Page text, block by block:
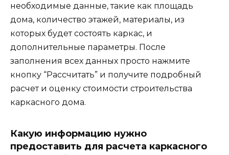
необходимые данные, такие как площадь
дома, количество этажей, материалы, из
которых будет состоять каркас, и
дополнительные параметры. После
заполнения всех данных просто нажмите
кнопку “Рассчитать” и получите подробный
расчет и оценку стоимости строительства
каркасного дома.
Какую информацию нужно
предоставить для расчета каркасного